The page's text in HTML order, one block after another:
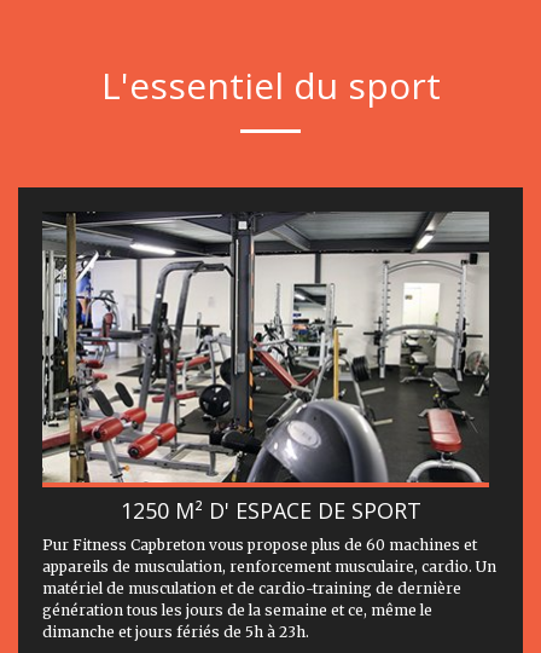
L'essentiel du sport
1250 M² D' ESPACE DE SPORT
Pur Fitness Capbreton vous propose plus de 60 machines et
appareils de musculation, renforcement musculaire, cardio. Un
matériel de musculation et de cardio-training de dernière
génération tous les jours de la semaine et ce, même le
dimanche et jours fériés de 5h à 23h.